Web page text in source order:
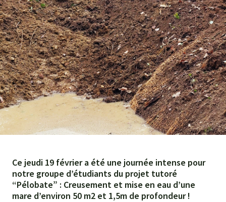
Ce jeudi 19 février a été une journée intense pour
notre groupe d’étudiants du projet tutoré
“Pélobate” : Creusement et mise en eau d’une
mare d’environ 50 m2 et 1,5m de profondeur !